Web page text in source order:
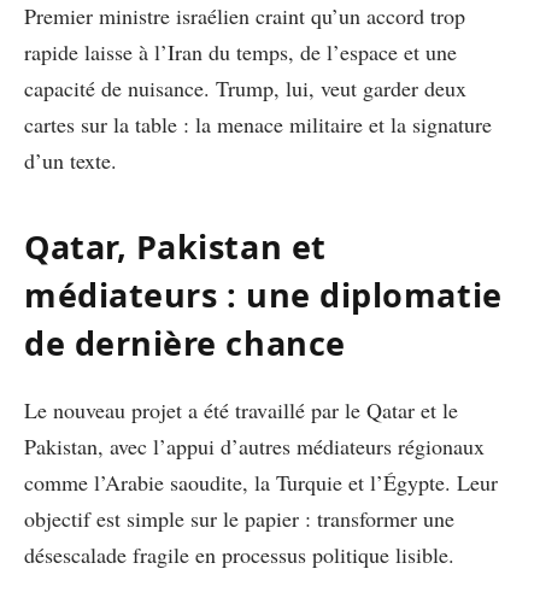
Premier ministre israélien craint qu’un accord trop
rapide laisse à l’Iran du temps, de l’espace et une
capacité de nuisance. Trump, lui, veut garder deux
cartes sur la table : la menace militaire et la signature
d’un texte.
Qatar, Pakistan et
médiateurs : une diplomatie
de dernière chance
Le nouveau projet a été travaillé par le Qatar et le
Pakistan, avec l’appui d’autres médiateurs régionaux
comme l’Arabie saoudite, la Turquie et l’Égypte. Leur
objectif est simple sur le papier : transformer une
désescalade fragile en processus politique lisible.